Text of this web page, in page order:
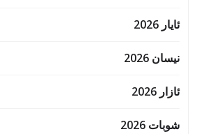
ئایار 2026
نیسان 2026
ئازار 2026
شوبات 2026